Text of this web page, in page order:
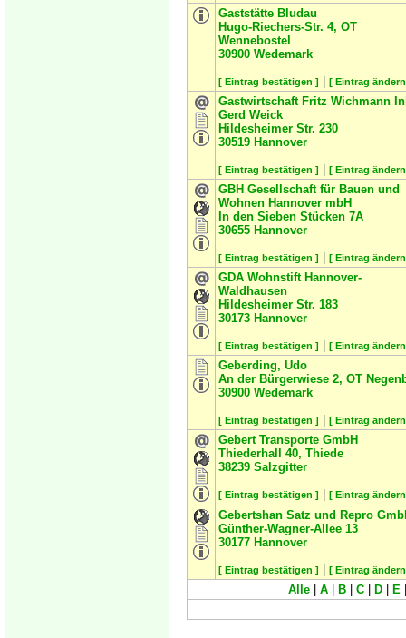
Gaststätte Bludau
Hugo-Riechers-Str. 4, OT
Wennebostel
30900 Wedemark
[ Eintrag bestätigen ] [ Eintrag
Gastwirtschaft Fritz Wichmann
Gerd Weick
Hildesheimer Str. 230
30519 Hannover
[ Eintrag bestätigen ] [ Eintrag
GBH Gesellschaft für Bauen und
Wohnen Hannover mbH
In den Sieben Stücken 7A
30655 Hannover
[ Eintrag bestätigen ] [ Eintrag
GDA Wohnstift Hannover-
Waldhausen
Hildesheimer Str. 183
30173 Hannover
[ Eintrag bestätigen ] [ Eintrag
Geberding, Udo
An der Bürgerwiese 2, OT
30900 Wedemark
[ Eintrag bestätigen ] [ Eintrag
Gebert Transporte GmbH
Thiederhall 40, Thiede
38239 Salzgitter
[ Eintrag bestätigen ] [ Eintrag
Gebertshan Satz und Repro
Günther-Wagner-Allee 13
30177 Hannover
[ Eintrag bestätigen ] [ Eintrag
Alle A B C D E